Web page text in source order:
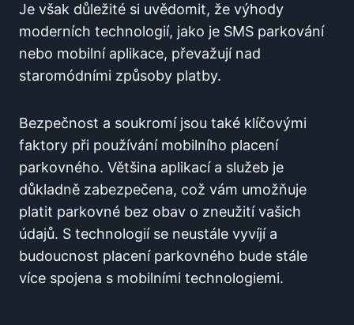
Je však⁢ důležité si uvědomit, že výhody
moderních technologií,‌ jako je SMS parkování
‍nebo mobilní aplikace,⁢ převažují nad
staromódními způsoby ⁣platby.
Bezpečnost ⁢a ‌soukromí jsou také klíčovými
⁤faktory při ‌používání mobilního ‍placení‌
parkovného. Většina aplikací a služeb je
důkladně zabezpečena, což vám umožňuje
‌platit ⁢parkovné ⁢bez⁤ obav o zneužití⁣ vašich
údajů. S technologií se neustále vyvíjí a ​
budoucnost placení parkovného bude stále
více spojena s mobilními ‍technologiemi.